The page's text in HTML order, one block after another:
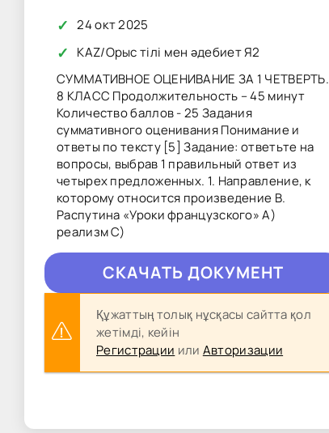
✓ 24 окт 2025
✓ KAZ/Орыс тілі мен әдебиет Я2
СУММАТИВНОЕ ОЦЕНИВАНИЕ ЗА 1 ЧЕТВЕРТЬ.
8 КЛАСС Продолжительность – 45 минут
Количество баллов - 25 Задания
суммативного оценивания Понимание и
ответы по тексту [5] Задание: ответьте на
вопросы, выбрав 1 правильный ответ из
четырех предложенных. 1. Направление, к
которому относится произведение В.
Распутина «Уроки французского» А)
реализм С)
CКAЧAТЬ ДОКУМЕНТ
Құжаттың толық нұсқасы сайтта қол
жетімді, кейін
Регистрации или Авторизации